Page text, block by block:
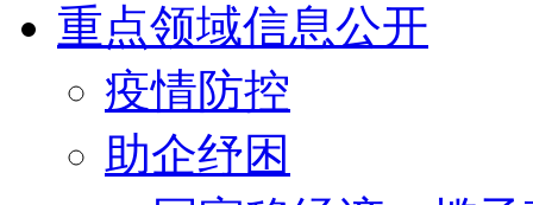
重点领域信息公开
疫情防控
助企纾困